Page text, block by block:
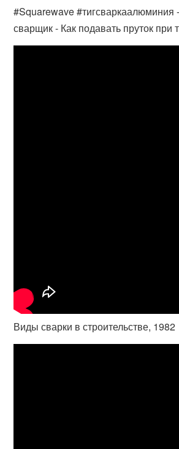
#Squarewave #тигсваркаалюминия
сварщик - Как подавать пруток при
Виды сварки в строительстве, 1982